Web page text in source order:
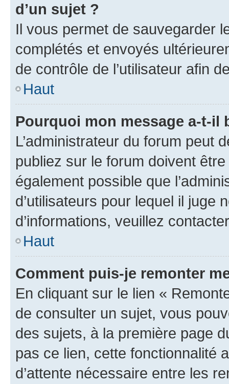
d’un sujet ?
Il vous permet de sauvegarder
complétés et envoyés
de contrôle de l’utilisateur afin
Haut
Pourquoi mon message a-t-il
L’administrateur du forum peut
publiez sur le forum doivent
également possible que
d’utilisateurs pour lequel il juge
d’informations, veuillez
Haut
Comment puis-je remonter
En cliquant sur le lien «
de consulter un sujet, vous
des sujets, à la première page
pas ce lien, cette fonctionnalité
d’attente nécessaire entre les